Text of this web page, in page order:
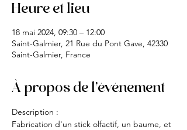
Heure et lieu
18 mai 2024, 09:30 – 12:00
Saint-Galmier, 21 Rue du Pont Gave, 42330
Saint-Galmier, France
À propos de l'événement
Description :
Fabrication d'un stick olfactif, un baume, et